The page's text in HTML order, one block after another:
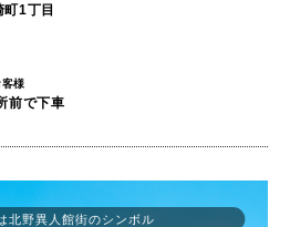
1丁目
様
前で下車
北野異人館街のシンボル